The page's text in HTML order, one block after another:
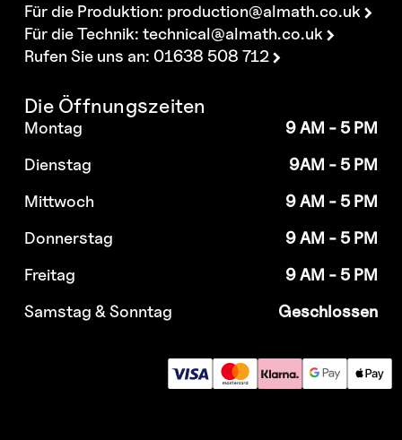
Für die Produktion: production@almath.co.uk
Für die Technik:technical@almath.co.uk
Rufen Sie uns an: 01638 508 712
Die Öffnungszeiten
Montag
9 AM - 5 PM
Dienstag
9AM - 5 PM
Mittwoch
9 AM - 5 PM
Donnerstag
9 AM - 5 PM
Freitag
9 AM - 5 PM
Samstag & Sonntag
Geschlossen